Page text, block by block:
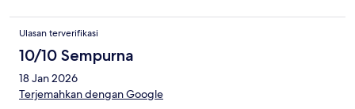
Ulasan terverifikasi
10/10 Sempurna
18 Jan 2026
Terjemahkan dengan Google